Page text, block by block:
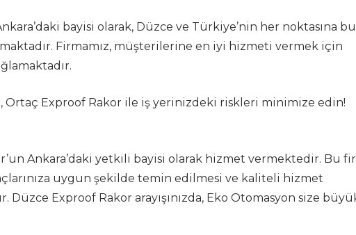
bayisi olarak, Düzce ve Türkiye’nin her noktasına bu
Firmamız, müşterilerine en iyi hizmeti vermek için
Exproof Rakor ile iş yerinizdeki riskleri minimize edin!
Ankara’daki yetkili bayisi olarak hizmet vermektedir. Bu
uygun şekilde temin edilmesi ve kaliteli hizmet
Düzce Exproof Rakor arayışınızda, Eko Otomasyon size